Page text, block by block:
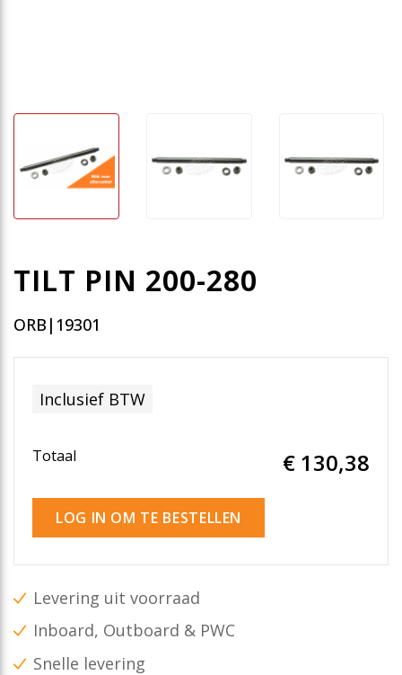
TILT PIN 200-280
ORB|19301
Inclusief BTW
Totaal € 130,38
LOG IN OM TE BESTELLEN
Levering uit voorraad
Inboard, Outboard & PWC
Snelle levering